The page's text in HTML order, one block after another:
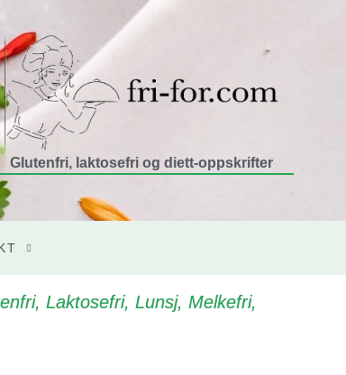
Glutenfri, laktosefri og diett-oppskrifter
, Laktosefri, Lunsj, Melkefri,